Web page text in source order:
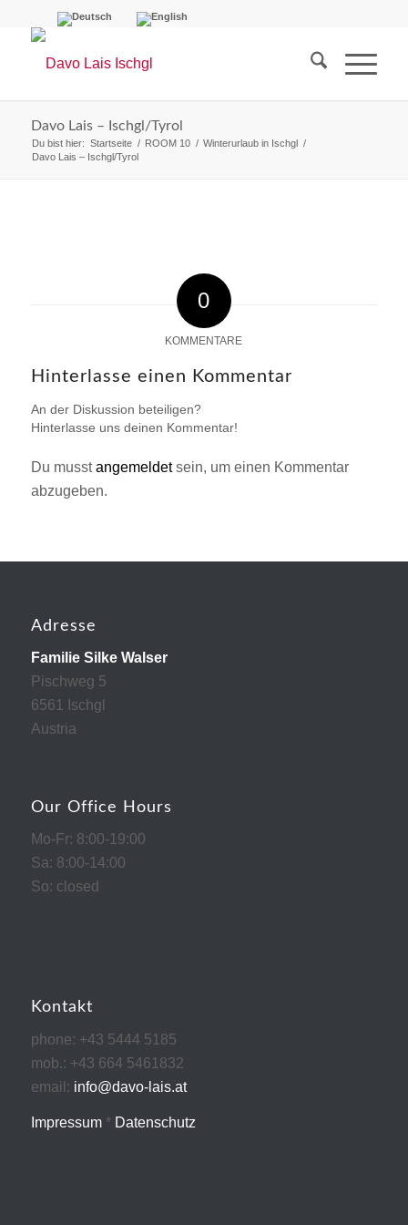
Davo Lais – Ischgl/Tyrol
Du bist hier: Startseite / ROOM 10 / Winterurlaub in Ischgl /
Davo Lais – Ischgl/Tyrol
0
KOMMENTARE
Hinterlasse einen Kommentar
An der Diskussion beteiligen?
Hinterlasse uns deinen Kommentar!
Du musstangemeldetsein, um einen Kommentar
abzugeben.
Adresse
Familie Silke Walser
Pischweg 5
6561 Ischgl
Austria
Our Office Hours
Mo-Fr: 8:00-19:00
Sa: 8:00-14:00
So: closed
Kontakt
phone: +43 5444 5185
mob.: +43 664 5461832
email: info@davo-lais.at
Impressum* Datenschutz